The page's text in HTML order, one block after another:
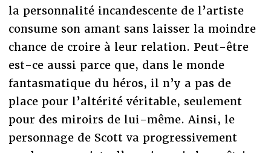
la personnalité incandescente de l’artiste
consume son amant sans laisser la moindre
chance de croire à leur relation. Peut-être
est-ce aussi parce que, dans le monde
fantasmatique du héros, il n’y a pas de
place pour l’altérité véritable, seulement
pour des miroirs de lui-même. Ainsi, le
personnage de Scott va progressivement